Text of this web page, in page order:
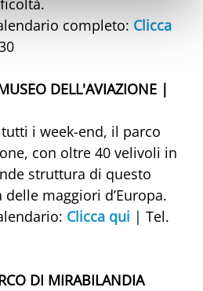
completo: Clicca
DELL'AVIAZIONE |
i week-end, il parco
con oltre 40 velivoli in
struttura di questo
maggiori d’Europa.
Clicca qui | Tel.
DI MIRABILANDIA